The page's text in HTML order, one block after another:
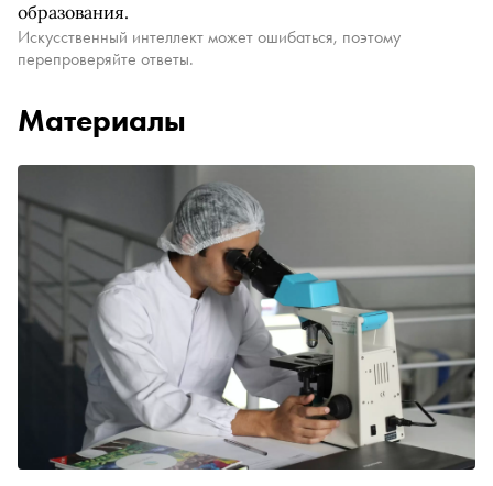
образования.
Искусственный интеллект может ошибаться, поэтому
перепроверяйте ответы.
Материалы